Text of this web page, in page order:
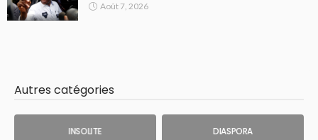
Août 7, 2026
Autres catégories
INSOLITE DIASPORA